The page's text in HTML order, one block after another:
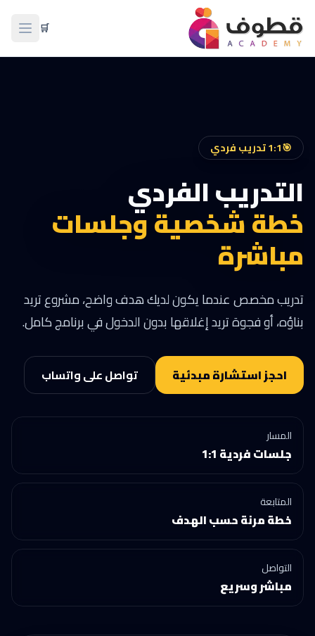
🛒 فتح
🎯1:1 تدريب فردي
التدريب الفردي
خطة شخصية وجلسات
مباشرة
تدريب مخصص عندما يكون لديك هدف واضح، مشروع تريد
بناؤه، أو فجوة تريد إغلاقها بدون الدخول في برنامج كامل.
احجز استشارة مبدئية تواصل على واتساب
المسار
جلسات فردية 1:1
المتابعة
خطة مرنة حسب الهدف
التواصل
مباشر وسريع